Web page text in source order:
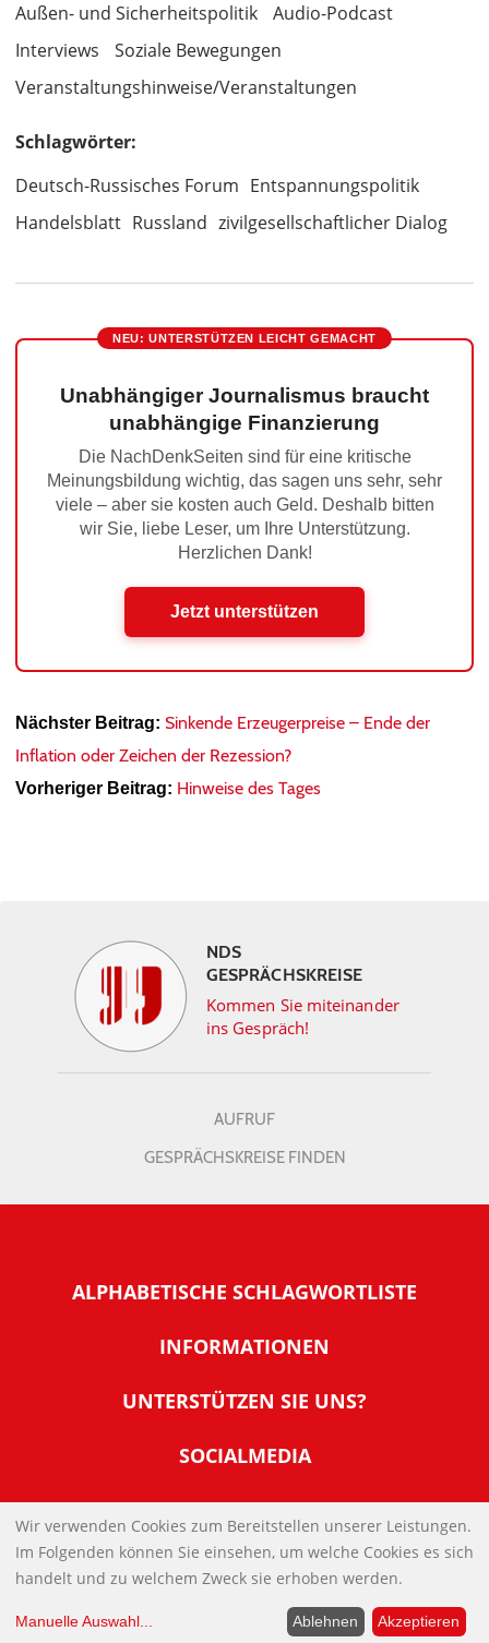
Außen- und Sicherheitspolitik
Audio-Podcast
Interviews
Soziale Bewegungen
Veranstaltungshinweise/Veranstaltungen
Schlagwörter:
Deutsch-Russisches Forum Entspannungspolitik
Handelsblatt Russland zivilgesellschaftlicher Dialog
NEU: UNTERSTÜTZEN LEICHT GEMACHT
Unabhängiger Journalismus braucht
unabhängige Finanzierung
Die NachDenkSeiten sind für eine kritische
Meinungsbildung wichtig, das sagen uns sehr, sehr
viele – aber sie kosten auch Geld. Deshalb bitten
wir Sie, liebe Leser, um Ihre Unterstützung.
Herzlichen Dank!
Jetzt unterstützen
Nächster Beitrag: Sinkende Erzeugerpreise – Ende der
Inflation oder Zeichen der Rezession?
Vorheriger Beitrag: Hinweise des Tages
NDS
GESPRÄCHSKREISE
Kommen Sie miteinander
ins Gespräch!
AUFRUF
GESPRÄCHSKREISE FINDEN
ALPHABETISCHE SCHLAGWORTLISTE
INFORMATIONEN
Warum NachDenkSeiten
Tipps zur Nutzung der NachDenkSeiten
Banner und E-Mail-Signaturen
Links
Kontakt
Impressum
UNTERSTÜTZEN SIE UNS?
Werden Sie Fördermitglied
Spenden Sie Online
SOCIALMEDIA
IMPRESSUM
DATENSCHUTZERKLÄRUNG
Wir verwenden Cookies zum Bereitstellen unserer Leistungen.
Im Folgenden können Sie einsehen, um welche Cookies es sich
handelt und zu welchem Zweck sie erhoben werden.
Manuelle Auswahl... Ablehnen Akzeptieren